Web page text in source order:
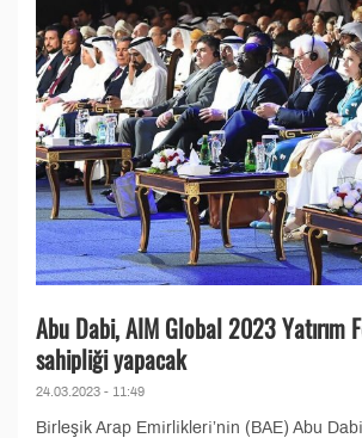
Abu Dabi, AIM Global 2023 Yatırım
sahipliği yapacak
24.03.2023 - 11:49
Birleşik Arap Emirlikleri’nin (BAE) Abu